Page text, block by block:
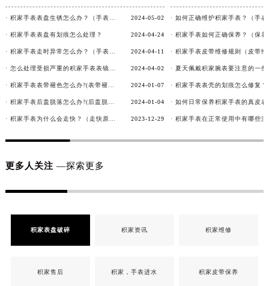
2024-05-02
· 积家手表表盘有划痕怎么处理？ 2024-04-24
2024-04-11
2024-04-02
2024-01-07
2024-01-04
2023-12-29
更多人关注 —探索更多
积家表盘破碎 积家资讯 积家维修
积家售后 积家，手表进水 积家皮带保养